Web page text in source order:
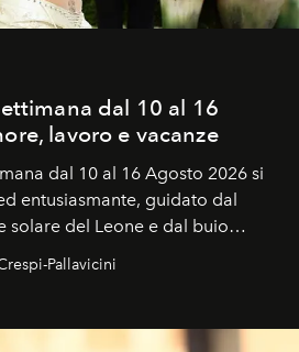
dal 10 al 16
lavoro e vacanze
dal 10 al 16 Agosto 2026 si
entusiasmante, guidato dal
solare del Leone e dal buio
in Leone del 12 agosto,
Perseidi.
Pallavicini